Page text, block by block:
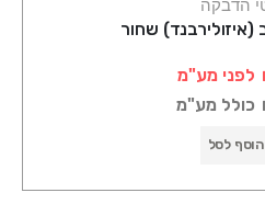
הדבקה
שחור
לפני מע"מ
כולל מע"מ
הוסף לסל